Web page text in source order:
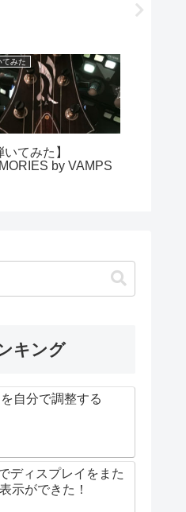
てみた
いてみた】
by VAMPS
キング
自分で調整する
ディスプレイをまた
示ができた！